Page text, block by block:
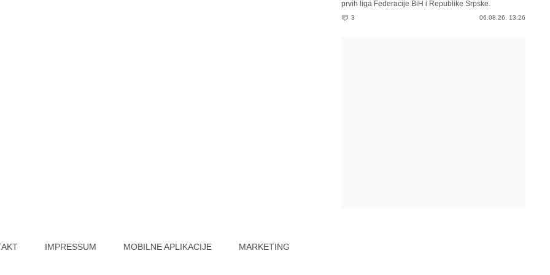
prvih liga Federacije BiH i Republike Srpske.
3 06.08.26. 13:26
IMPRESSUM MOBILNE APLIKACIJE MARKETING